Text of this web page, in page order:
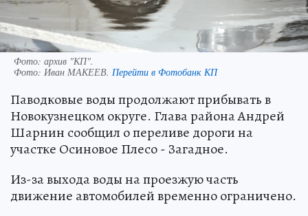
Фото: архив "КП".
Фото: Иван МАКЕЕВ. Перейти в Фотобанк КП
Паводковые воды продолжают прибывать в
Новокузнецком округе. Глава района Андрей
Шарнин сообщил о переливе дороги на
участке Осиновое Плесо - Загадное.
Из-за выхода воды на проезжую часть
движение автомобилей временно ограничено.